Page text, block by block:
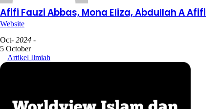
Afifi Fauzi Abbas, Mona Eliza, Abdullah A Afifi
Website
Oct- 2024 -
5 October
Artikel Ilmiah